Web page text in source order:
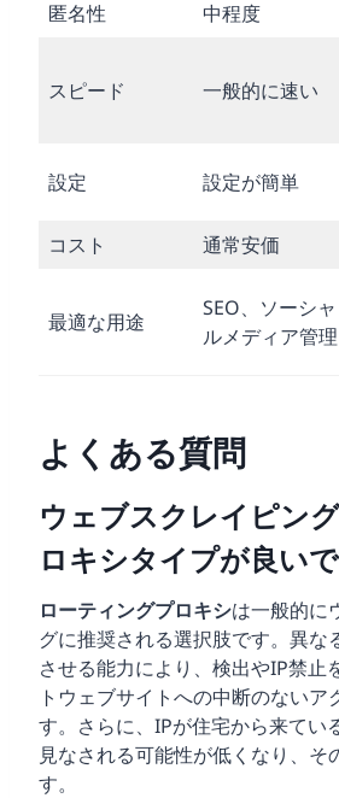
匿名性
中程度
スピード 一般的に速い
設定 設定が簡単
コスト
通常安価
最適な用途
SEO、ソーシャ
ルメディア管理
よくある質問
ウェブスクレイピン
ロキシタイプが良い
ローティングプロキシは一般的に
グに推奨される選択肢です。異な
させる能力により、検出やIP禁止
トウェブサイトへの中断のないア
す。さらに、IPが住宅から来てい
見なされる可能性が低くなり、そ
す。